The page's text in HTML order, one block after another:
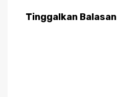
Tinggalkan Balasan